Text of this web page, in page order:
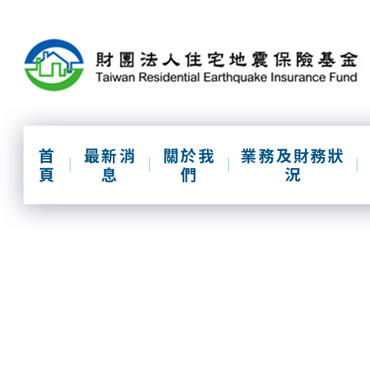
首
頁
最新消
息
關於我
們
業務及財務狀
況